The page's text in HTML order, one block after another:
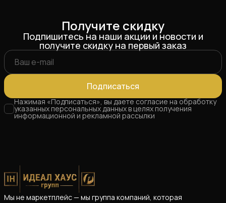
Получите скидку
Подпишитесь на наши акции и новости и
получите скидку на первый заказ
Подписаться
Нажимая «Подписаться», вы даете согласие на обработку
указанных персональных данных в целях получения
информационной и рекламной рассылки
Мы не маркетплейс — мы группа компаний, которая